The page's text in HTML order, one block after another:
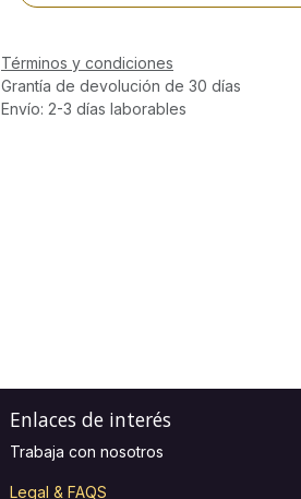
Términos y condiciones
Grantía de devolución de 30 días
Envío: 2-3 días laborables
Enlaces de interés
Trabaja con nosotros
Legal & FAQS